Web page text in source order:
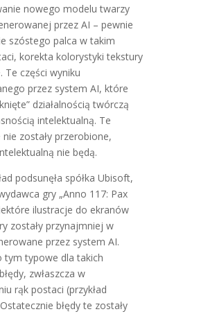
nowego modelu twarzy
przez AI – pewnie
szóstego palca w takim
korekta kolorystyki tekstury
Te części wyniku
przez system AI, które
działalnością twórczą
intelektualną. Te
zostały przerobione,
nie będą.
podsunęła spółka Ubisoft,
gry „Anno 117: Pax
ilustracje do ekranów
zostały przynajmniej w
przez system AI.
tym typowe dla takich
zwłaszcza w
rąk postaci (przykład
błędy te zostały